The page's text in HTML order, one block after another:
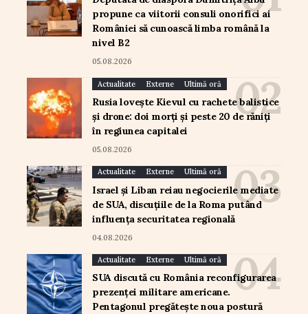
propune ca viitorii consuli onorifici ai
României să cunoască limba română la
nivel B2
05.08.2026
Actualitate Externe Ultimă oră
Rusia lovește Kievul cu rachete balistice
și drone: doi morți și peste 20 de răniți
în regiunea capitalei
05.08.2026
Actualitate Externe Ultimă oră
Israel și Liban reiau negocierile mediate
de SUA, discuțiile de la Roma putând
influența securitatea regională
04.08.2026
Actualitate Externe Ultimă oră
SUA discută cu România reconfigurarea
prezenței militare americane.
Pentagonul pregătește noua postură